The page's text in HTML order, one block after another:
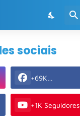
sociais
+69K
Seguidores
+1K Seguidores